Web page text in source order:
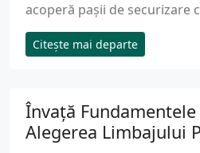
acoperă pașii de securizare
Citește mai departe
Învață
Alegerea Limbajului